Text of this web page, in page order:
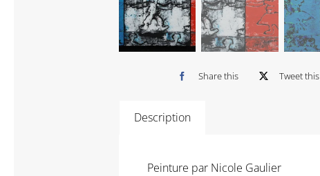
Share this Tweet this
Description
Peinture par Nicole Gaulier